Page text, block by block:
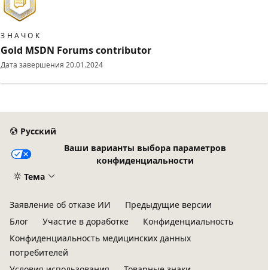
ЗНАЧОК
Gold MSDN Forums contributor
Дата завершения 20.01.2024
Русский
Ваши варианты выбора параметров
конфиденциальности
Тема
Заявление об отказе ИИ
Предыдущие версии
Блог
Участие в доработке
Конфиденциальность
Конфиденциальность медицинских данных
потребителей